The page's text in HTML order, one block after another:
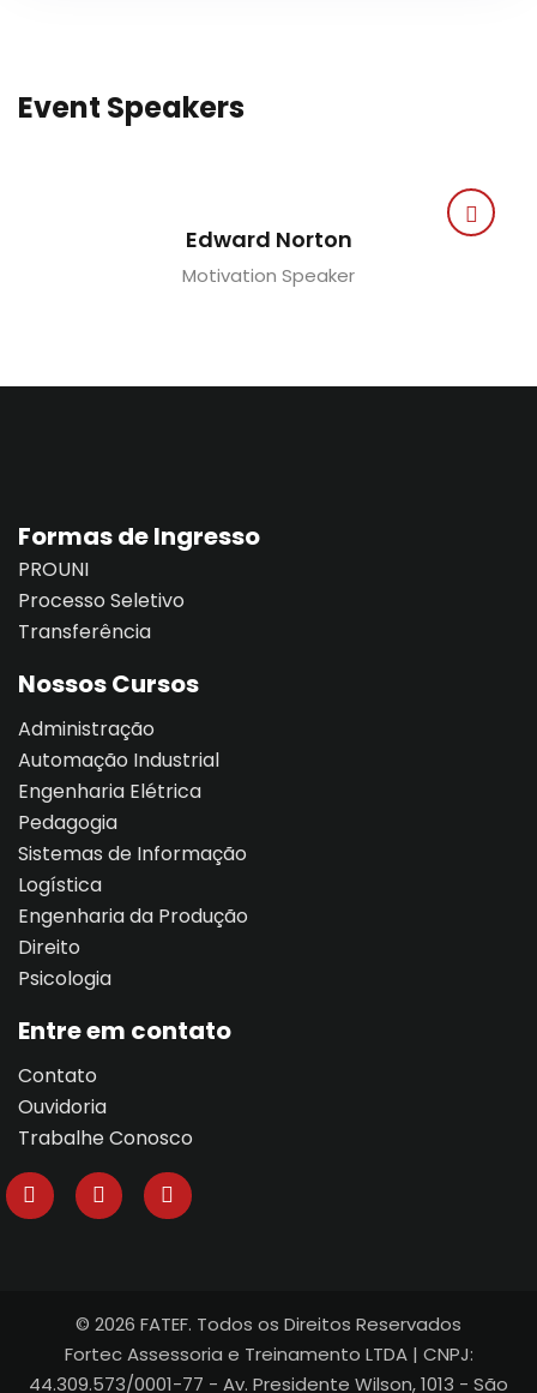
Event Speakers
Edward Norton
Motivation Speaker
Formas de Ingresso
PROUNI
Processo Seletivo
Transferência
Nossos Cursos
Administração
Automação Industrial
Engenharia Elétrica
Pedagogia
Sistemas de Informação
Logística
Engenharia da Produção
Direito
Psicologia
Entre em contato
Contato
Ouvidoria
Trabalhe Conosco
© 2026 FATEF. Todos os Direitos Reservados
Fortec Assessoria e Treinamento LTDA | CNPJ:
44.309.573/0001-77 - Av. Presidente Wilson, 1013 - São